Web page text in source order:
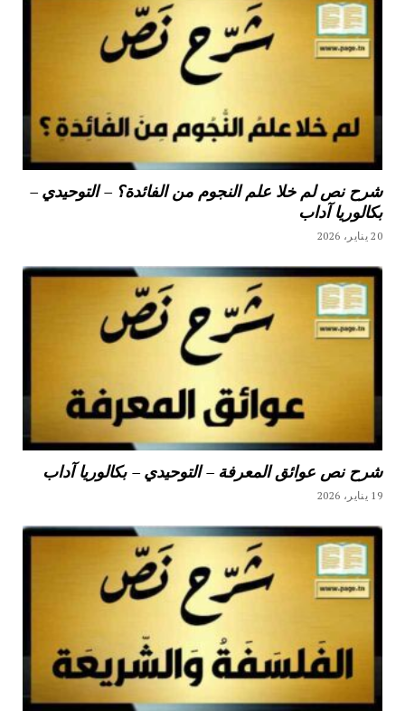
شرح نص لم خلا علم النجوم من الفائدة؟ – التوحيدي –
بكالوريا آداب
20 يناير، 2026
شرح نص عوائق المعرفة – التوحيدي – بكالوريا آداب
19 يناير، 2026